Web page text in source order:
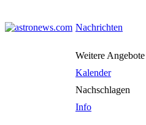
Nachrichten
Weitere Angebote
Kalender
Nachschlagen
Info